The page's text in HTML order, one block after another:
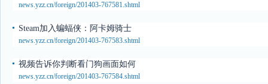
news.yzz.cn/foreign/201403-767581.shtml
Steam加入蝙蝠侠：阿卡姆骑士
news.yzz.cn/foreign/201403-767583.shtml
视频告诉你判断看门狗画面如何
news.yzz.cn/foreign/201403-767584.shtml